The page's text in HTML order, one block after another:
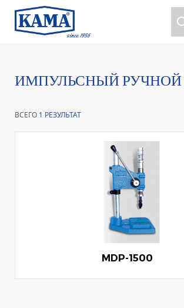
ИМПУЛЬСНЫЙ РУЧНОЙ
ВСЕГО 1 РЕЗУЛЬТАТ
MDP-1500